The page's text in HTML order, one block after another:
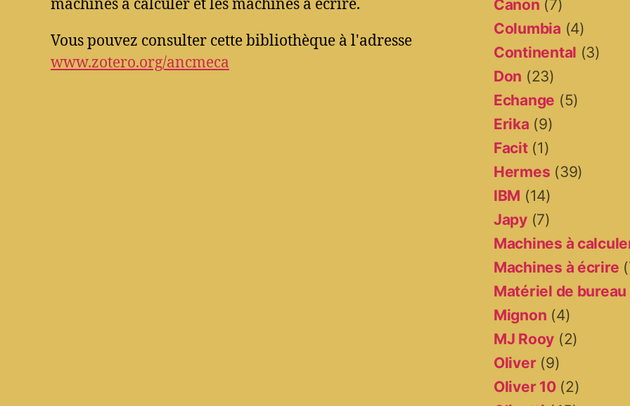
machines à calculer et les machines à écrire.
Vous pouvez consulter cette bibliothèque à l'adresse
www.zotero.org/ancmeca
Canon (7)
Columbia (4)
Continental (3)
Don (23)
Echange (5)
Erika (9)
Facit(1)
Hermes (39)
IBM (14)
Japy(7)
Machines à
Machines à écrire
Matériel de bureau
Mignon (4)
MJ Rooy (2)
Oliver(9)
Oliver 10(2)